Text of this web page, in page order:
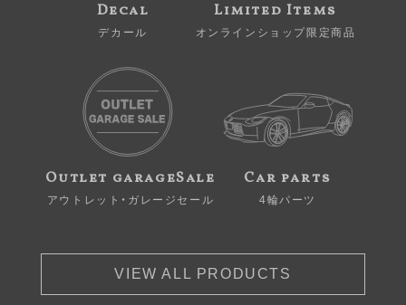
Decal
デカール
Limited Items
オンラインショップ限定商品
Outlet garageSale
アウトレット・ガレージセール
Car parts
4輪パーツ
VIEW ALL PRODUCTS